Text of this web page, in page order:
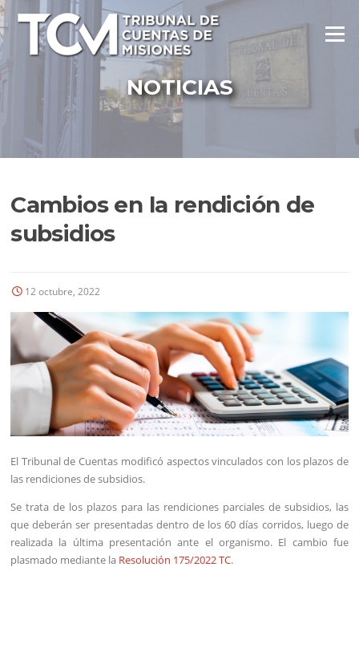
Ir
al
contenido
Menú
NOTICIAS
Cambios en la rendición de
subsidios
12 octubre, 2022
El Tribunal de Cuentas modificó aspectos vinculados con los plazos de
las rendiciones de subsidios.
Se trata de los plazos para las rendiciones parciales de subsidios, las
que deberán ser presentadas dentro de los 60 días corridos, luego de
realizada la última presentación ante el organismo. El cambio fue
plasmado mediante la Resolución 175/2022 TC.